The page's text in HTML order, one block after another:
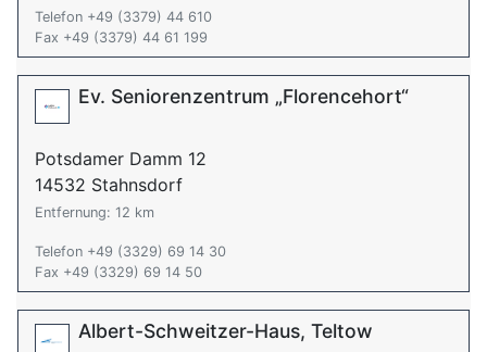
Telefon +49 (3379) 44 610
Fax +49 (3379) 44 61 199
Ev. Seniorenzentrum „Florencehort“
Potsdamer Damm 12
14532 Stahnsdorf
Entfernung: 12 km
Telefon +49 (3329) 69 14 30
Fax +49 (3329) 69 14 50
Albert-Schweitzer-Haus, Teltow